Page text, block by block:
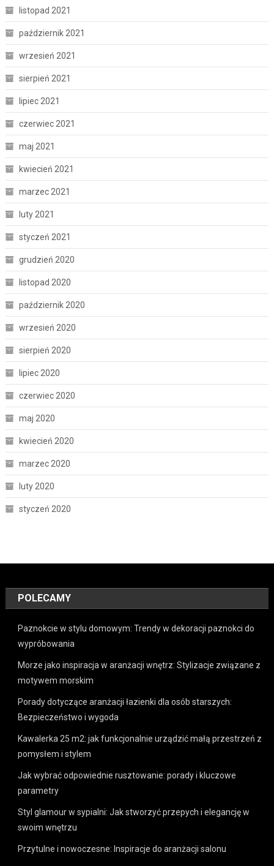
listopad 2021
październik 2021
wrzesień 2021
sierpień 2021
lipiec 2021
czerwiec 2021
maj 2021
kwiecień 2021
marzec 2021
luty 2021
styczeń 2021
grudzień 2020
listopad 2020
październik 2020
wrzesień 2020
sierpień 2020
lipiec 2020
czerwiec 2020
maj 2020
kwiecień 2020
marzec 2020
luty 2020
styczeń 2020
POLECAMY
Paznokcie w stylu domowym: Trendy w dekoracji paznokci do
wypróbowania
Morze jako inspiracja w aranżacji wnętrz: Stylizacje związane z
motywem morskim
Porady dotyczące aranżacji łazienki dla osób starszych:
Bezpieczeństwo i wygoda
Kawalerka 25 m2: jak funkcjonalnie urządzić małą przestrzeń z
pomysłem i stylem
Jak wybrać odpowiednie rusztowanie: porady i kluczowe
parametry
Styl glamour w sypialni: Jak stworzyć przepych i elegancję w
swoim wnętrzu
Przytulne i nowoczesne: Inspiracje do aranżacji salonu